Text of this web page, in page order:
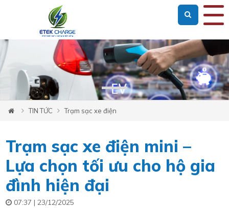
Loading...
TIN TỨC Trạm sạc xe điện
Trạm sạc xe điện mini –
Lựa chọn tối ưu cho hộ gia
đình hiện đại
07:37 | 23/12/2025